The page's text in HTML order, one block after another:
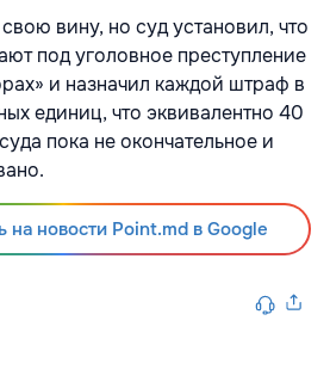
вину, но суд установил, что
под уголовное преступление
и назначил каждой штраф в
единиц, что эквивалентно 40
пока не окончательное и
на новости Point.md в Google